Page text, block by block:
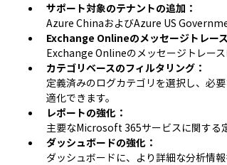
サポート対象のテナントの追加：
Azure ChinaおよびAzure US
Exchange Onlineのメッセージトレー
Exchange Onlineのメッセージトレー
カテゴリベースのフィルタリング：
定義済みのログカテゴリを選択し、必
適化できます。
レポートの強化：
主要なMicrosoft 365サービスに関する
ダッシュボードの強化：
ダッシュボードに、より詳細な分析情